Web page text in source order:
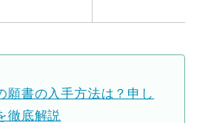
願書の入手方法は？申し
徹底解説